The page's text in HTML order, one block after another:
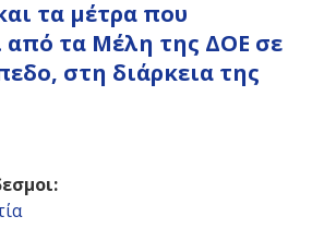
τα μέτρα που
από τα Μέλη της ΔΟΕ σε
στη διάρκεια της